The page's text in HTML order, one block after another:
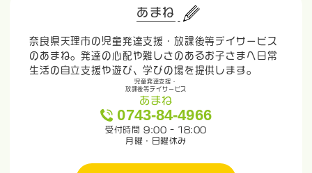
あまね
奈良県天理市の児童発達支援・放課後等デイサービス
のあまね。発達の心配や難しさのあるお子さまへ日常
生活の自立支援や遊び、学びの場を提供します。
児童発達支援・
放課後等デイサービス
あまね
0743-84-4966
受付時間 9:00 - 18:00
月曜・日曜休み